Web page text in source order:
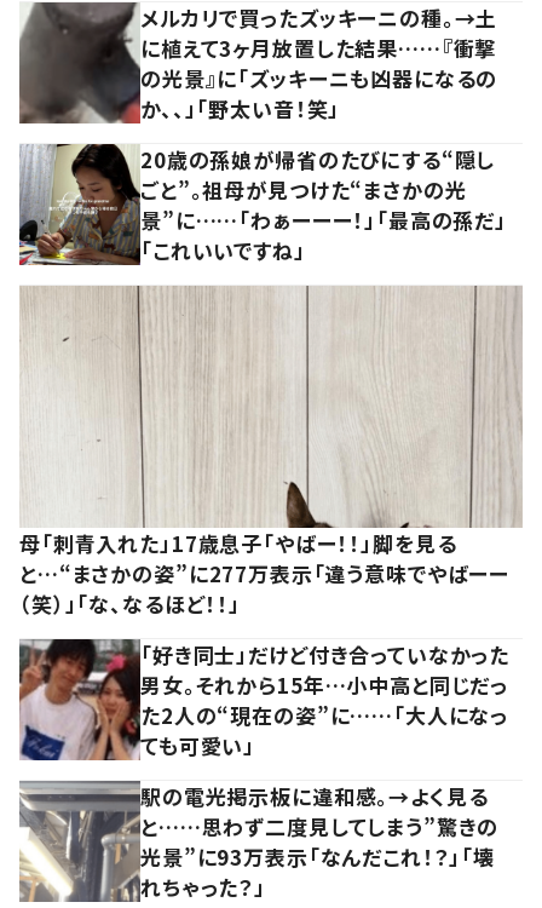
メルカリで買ったズッキーニの種。→土
に植えて3ヶ月放置した結果……『衝撃
の光景』に「ズッキーニも凶器になるの
か、、」「野太い音！笑」
20歳の孫娘が帰省のたびにする“隠し
ごと”。祖母が見つけた“まさかの光
景”に……「わぁーーー！」「最高の孫だ」
「これいいですね」
母「刺青入れた」17歳息子「やばー！！」脚を見る
と…“まさかの姿”に277万表示「違う意味でやばーー
（笑）」「な、なるほど！！」
「好き同士」だけど付き合っていなかった
男女。それから15年…小中高と同じだっ
た2人の“現在の姿”に……「大人になっ
ても可愛い」
駅の電光掲示板に違和感。→よく見る
と……思わず二度見してしまう”驚きの
光景”に93万表示「なんだこれ！？」「壊
れちゃった？」